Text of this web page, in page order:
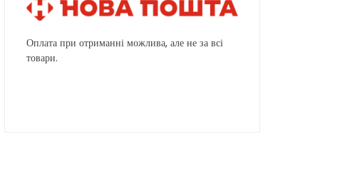
Оплата при отриманні можлива, але не за всі
товари.